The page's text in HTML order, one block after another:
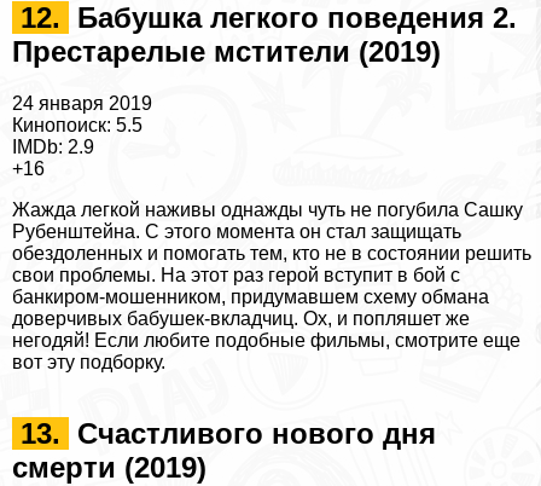
12.
Бабушка легкого поведения 2.
Престарелые мстители (2019)
24 января 2019
Кинопоиск: 5.5
IMDb: 2.9
+16
Жажда легкой наживы однажды чуть не погубила Сашку
Рубенштейна. С этого момента он стал защищать
обездоленных и помогать тем, кто не в состоянии решить
свои проблемы. На этот раз герой вступит в бой с
банкиром-мошенником, придумавшем схему обмана
доверчивых бабушек-вкладчиц. Ох, и попляшет же
негодяй! Если любите подобные фильмы, смотрите еще
вот эту подборку.
13.
Счастливого нового дня
cмepти (2019)